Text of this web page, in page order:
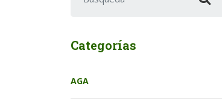
Categorías
AGA